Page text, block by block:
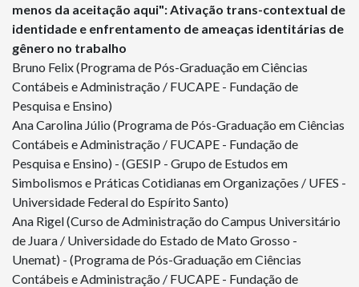
menos da aceitação aqui": Ativação trans-contextual de
identidade e enfrentamento de ameaças identitárias de
gênero no trabalho
Bruno Felix (Programa de Pós-Graduação em Ciências
Contábeis e Administração / FUCAPE - Fundação de
Pesquisa e Ensino)
Ana Carolina Júlio (Programa de Pós-Graduação em Ciências
Contábeis e Administração / FUCAPE - Fundação de
Pesquisa e Ensino) - (GESIP - Grupo de Estudos em
Simbolismos e Práticas Cotidianas em Organizações / UFES -
Universidade Federal do Espírito Santo)
Ana Rigel (Curso de Administração do Campus Universitário
de Juara / Universidade do Estado de Mato Grosso -
Unemat) - (Programa de Pós-Graduação em Ciências
Contábeis e Administração / FUCAPE - Fundação de